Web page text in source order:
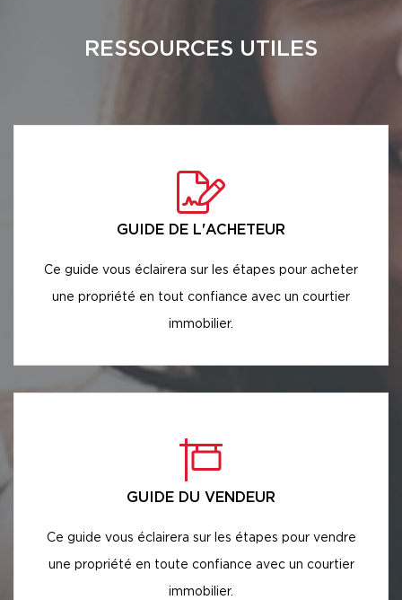
RESSOURCES UTILES
GUIDE DE L'ACHETEUR
Ce guide vous éclairera sur les étapes pour acheter
une propriété en tout confiance avec un courtier
immobilier.
GUIDE DU VENDEUR
Ce guide vous éclairera sur les étapes pour vendre
une propriété en toute confiance avec un courtier
immobilier.